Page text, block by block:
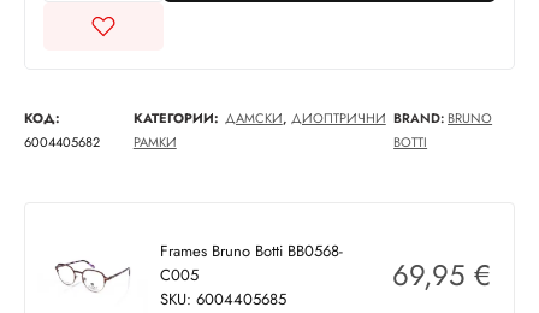
КОД:
6004405682
КАТЕГОРИИ: ДАМСКИ, ДИОПТРИЧНИ
РАМКИ
BRAND: BRUNO
BOTTI
Frames Bruno Botti BB0568-
C005
SKU: 6004405685
69,95 €